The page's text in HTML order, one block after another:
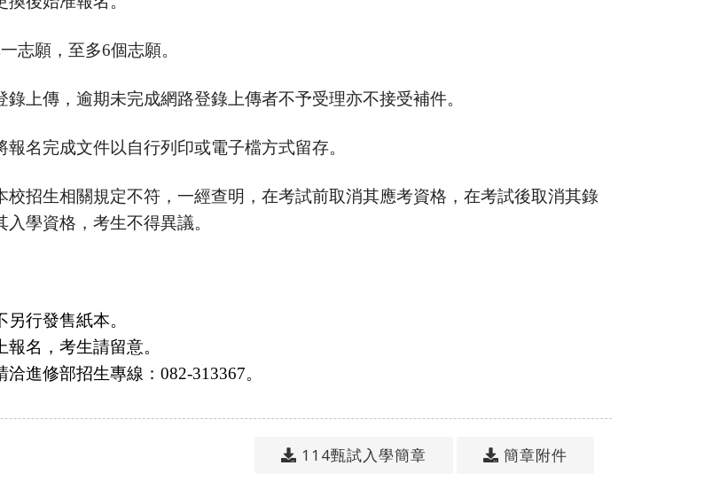
志願，至多6個志願。
上傳，逾期未完成網路登錄上傳者不予受理亦不接受補件。
名完成文件以自行列印或電子檔方式留存。
招生相關規定不符，一經查明，在考試前取消其應考資格，在考試後取消其錄
學資格，考生不得異議。
行發售紙本。
名，考生請留意。
進修部招生專線：082-313367。
114甄試入學簡章 簡章附件